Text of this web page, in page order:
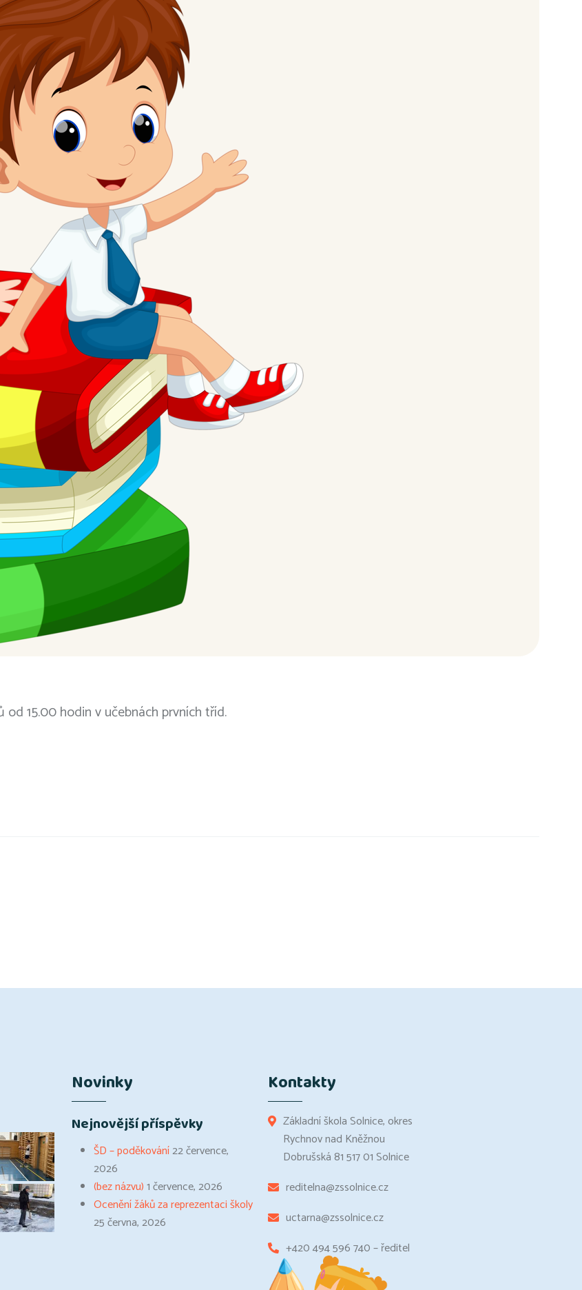
15.00 hodin v učebnách prvních tříd.
Novinky
Nejnovější příspěvky
ŠD – poděkování22 července,
2026
(bez názvu)1 července, 2026
Ocenění žáků za reprezentaci školy
25 června, 2026
Kontakty
Základní škola Solnice, okres
Rychnov nad Kněžnou
Dobrušská 81 517 01 Solnice
reditelna@zssolnice.cz
uctarna@zssolnice.cz
+420 494 596 740 – ředitel